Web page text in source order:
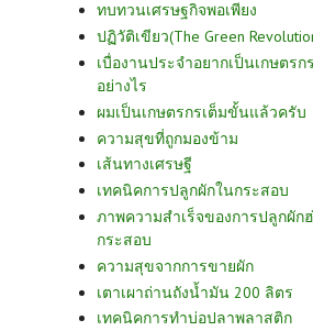
ทบทวนเศรษฐกิจพอเพียง
ปฏิวัติเขียว(The Green
เบื่องานประจำอยากเป็นเกษตรก
อย่างไร
ผมเป็นเกษตรกรเต็มขั้นแล้วครับ
ความสุขที่ถูกมองข้าม
เส้นทางเศรษฐี
เทคนิคการปลูกผักในกระสอบ
ภาพความสำเร็จของการปลูกผัก
กระสอบ
ความสุขจากการขายผัก
เตาเผาถ่านถังน้ำมัน 200 ลิตร
เทคนิคการทำบ่อปลาพลาสติก